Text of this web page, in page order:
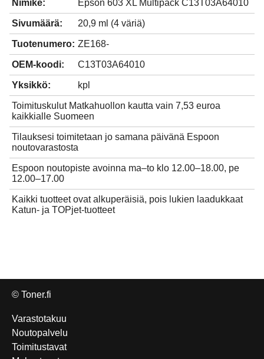
Nimike: Epson 603 XL Multipack C13T03A64010
Sivumäärä: 20,9 ml (4 väriä)
Tuotenumero: ZE168-
OEM-koodi: C13T03A64010
Yksikkö: kpl
Toimituskulut Matkahuollon kautta vain 7,53 euroa
kaikkialle Suomeen
Tilauksesi toimitetaan jo samana päivänä Espoon
noutovarastosta
Espoon noutopiste avoinna ma–to klo 12.00–18.00, pe
12.00–17.00
Kaikki tuotteet ovat alkuperäisiä, pois lukien laadukkaat
Katun- ja TOPjet-tuotteet
© Toner.fi
Varastotakuu
Noutopalvelu
Toimitustavat